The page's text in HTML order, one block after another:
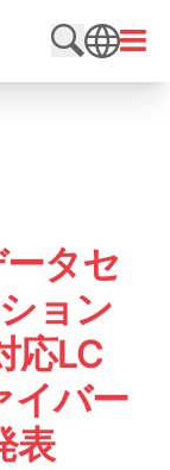
検索サイト
メニ
SEARCH
タセ
ョン
応LC
イバー
表